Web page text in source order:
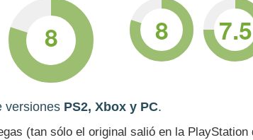
8 7.5
8
versiones PS2, Xbox y PC.
(tan sólo el original salió en la PlayStation